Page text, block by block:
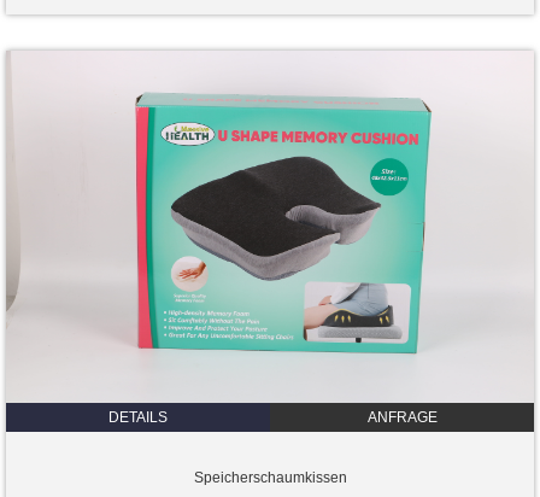
DETAILS ANFRAGE
Speicherschaumkissen